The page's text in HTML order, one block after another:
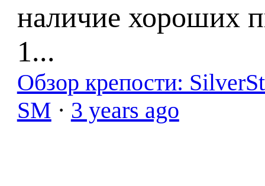
наличие хороших
1...
Обзор крепости:
SM · 3 years ago